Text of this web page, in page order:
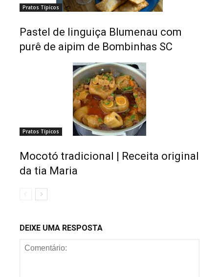
Pratos Típicos
Pastel de linguiça Blumenau com
purê de aipim de Bombinhas SC
Pratos Típicos
Mocotó tradicional | Receita original
da tia Maria
DEIXE UMA RESPOSTA